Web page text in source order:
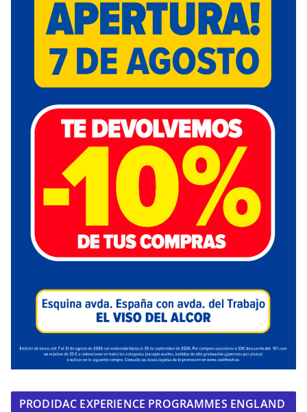
PRODIDAC EXPERIENCE PROGRAMMES ENGLAND